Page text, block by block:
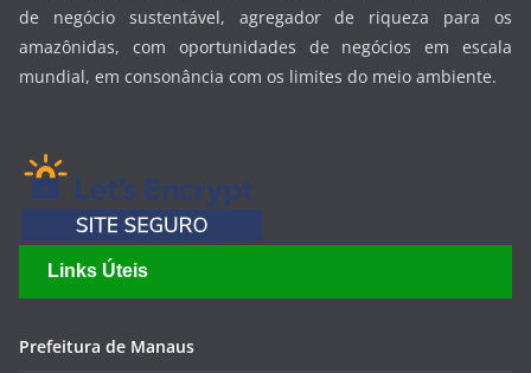
de negócio sustentável, agregador de riqueza para os
amazônidas, com oportunidades de negócios em escala
mundial, em consonância com os limites do meio ambiente.
Links Úteis
Prefeitura de Manaus